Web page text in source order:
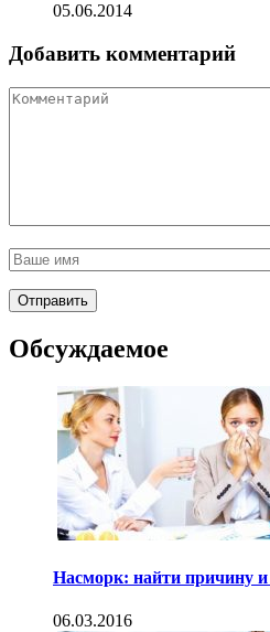
05.06.2014
Добавить комментарий
Обсуждаемое
Насморк: найти причину и
06.03.2016